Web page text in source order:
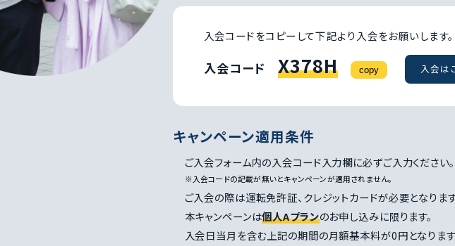
入会コードをコピーして下記より入会をお願いします。
入会コード X378H copy 入会は
キャンペーン適用条件
ご入会フォーム内の入会コード入力欄に必ずご入力ください。
※入会コードの記載が無いとキャンペーンが適用されません。
ご入会の際は運転免許証、クレジットカードが必要となります
本キャンペーンは個人Aプランのお申し込みに限ります。
入会日当月を含む上記の期間の月額基本料が0円となります